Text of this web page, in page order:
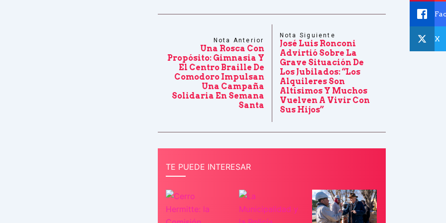
Nota Anterior
Una Rosca Con
Propósito: Gimnasia Y
El Centro Braille De
Comodoro Impulsan
Una Campaña
Solidaria En Semana
Santa
Nota Siguiente
José Luis Ronconi
Advirtió Sobre La
Grave Situación De
Los Jubilados: “Los
Alquileres Son
Altísimos Y Muchos
Vuelven A Vivir Con
Sus Hijos”
TE PUEDE INTERESAR
X